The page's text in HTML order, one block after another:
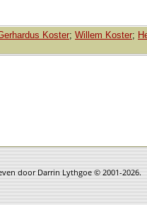
Koster; Willem Koster;
door Darrin Lythgoe © 2001-2026.